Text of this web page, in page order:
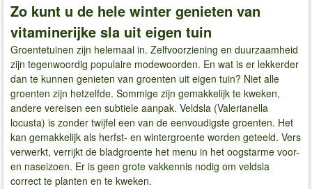
Zo kunt u de hele winter genieten van
vitaminerijke sla uit eigen tuin
Groentetuinen zijn helemaal in. Zelfvoorziening en duurzaamheid
zijn tegenwoordig populaire modewoorden. En wat is er lekkerder
dan te kunnen genieten van groenten uit eigen tuin? Niet alle
groenten zijn hetzelfde. Sommige zijn gemakkelijk te kweken,
andere vereisen een subtiele aanpak. Veldsla (Valerianella
locusta) is zonder twijfel een van de eenvoudigste groenten. Het
kan gemakkelijk als herfst- en wintergroente worden geteeld. Vers
verwerkt, verrijkt de bladgroente het menu in het oogstarme voor-
en naseizoen. Er is geen grote vakkennis nodig om veldsla
correct te planten en te kweken.